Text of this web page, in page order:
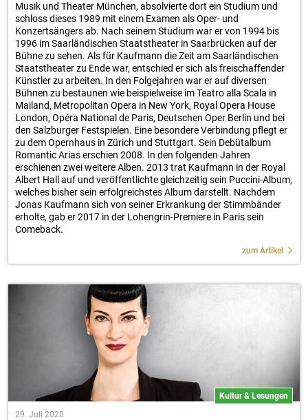
Musik und Theater München, absolvierte dort ein Studium und
schloss dieses 1989 mit einem Examen als Oper- und
Konzertsängers ab. Nach seinem Studium war er von 1994 bis
1996 im Saarländischen Staatstheater in Saarbrücken auf der
Bühne zu sehen. Als für Kaufmann die Zeit am Saarländischen
Staatstheater zu Ende war, entschied er sich als freischaffender
Künstler zu arbeiten. In den Folgejahren war er auf diversen
Bühnen zu bestaunen wie beispielweise im Teatro alla Scala in
Mailand, Metropolitan Opera in New York, Royal Opera House
London, Opéra National de Paris, Deutschen Oper Berlin und bei
den Salzburger Festspielen. Eine besondere Verbindung pflegt er
zu dem Opernhaus in Zürich und Stuttgart. Sein Debütalbum
Romantic Arias erschien 2008. In den folgenden Jahren
erschienen zwei weitere Alben. 2013 trat Kaufmann in der Royal
Albert Hall auf und veröffentlichte gleichzeitig sein Puccini-Album,
welches bisher sein erfolgreichstes Album darstellt. Nachdem
Jonas Kaufmann sich von seiner Erkrankung der Stimmbänder
erholte, gab er 2017 in der Lohengrin-Premiere in Paris sein
Comeback.
zum Artikel
Kultur & Lesungen
29. Juli 2020